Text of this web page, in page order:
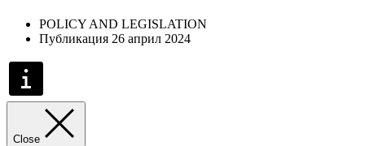
POLICY AND LEGISLATION
Публикация 26 април 2024
Close